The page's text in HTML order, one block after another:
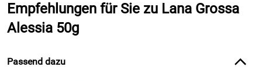
Empfehlungen für Sie zu Lana Grossa
Alessia 50g
Passend dazu